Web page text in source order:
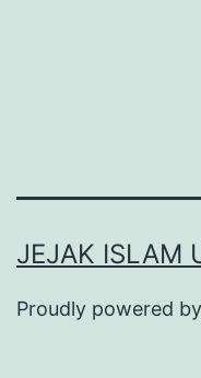
JEJAK ISLAM
Proudly powered by